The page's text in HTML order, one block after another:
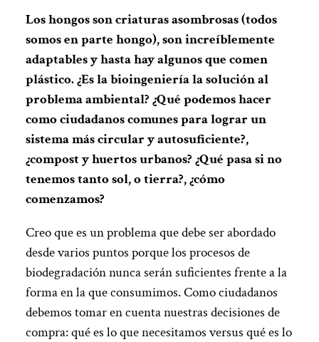
Los hongos son criaturas asombrosas (todos
somos en parte hongo), son increíblemente
adaptables y hasta hay algunos que comen
plástico. ¿Es la bioingeniería la solución al
problema ambiental? ¿Qué podemos hacer
como ciudadanos comunes para lograr un
sistema más circular y autosuficiente?,
¿compost y huertos urbanos? ¿Qué pasa si no
tenemos tanto sol, o tierra?, ¿cómo
comenzamos?
Creo que es un problema que debe ser abordado
desde varios puntos porque los procesos de
biodegradación nunca serán suficientes frente a la
forma en la que consumimos. Como ciudadanos
debemos tomar en cuenta nuestras decisiones de
compra: qué es lo que necesitamos versus qué es lo